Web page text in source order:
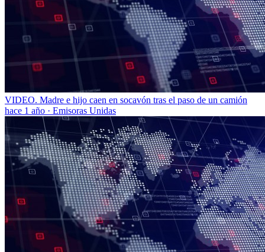
VIDEO. Madre e hijo caen en socavón tras el paso de un camión
hace 1 año · Emisoras Unidas